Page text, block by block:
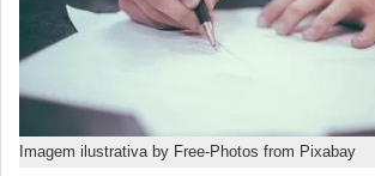
Imagem ilustrativa by Free-Photos from Pixabay